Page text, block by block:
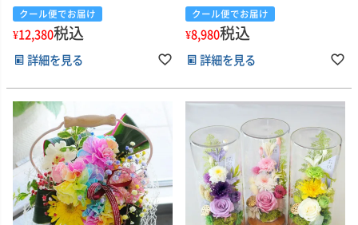
クール便でお届け
¥12,380税込
詳細を見る
クール便でお届け
¥8,980税込
詳細を見る